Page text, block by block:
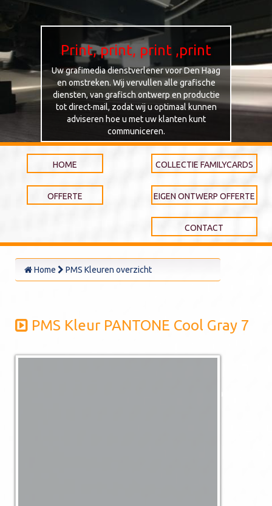
Print, print, print ,print
Uw grafimedia dienstverlener voor Den Haag
en omstreken. Wij vervullen alle grafische
diensten, van grafisch ontwerp en productie
tot direct-mail, zodat wij u optimaal kunnen
adviseren hoe u met uw klanten kunt
communiceren.
HOME
OFFERTE
COLLECTIE FAMILYCARDS
EIGEN ONTWERP OFFERTE
CONTACT
Home PMS Kleuren overzicht
PMS Kleur PANTONE Cool Gray 7